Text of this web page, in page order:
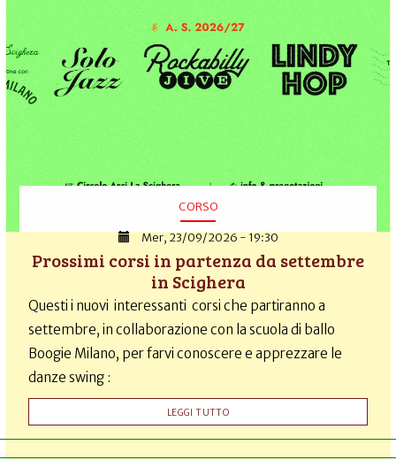
CORSO
Mer, 23/09/2026 - 19:30
Prossimi corsi in partenza da settembre
in Scighera
Questi i nuovi interessanti corsi che partiranno a
settembre, in collaborazione con la scuola di ballo
Boogie Milano, per farvi conoscere e apprezzare le
danze swing :
LEGGI TUTTO